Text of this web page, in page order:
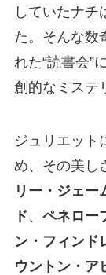
していたナチ
た。そんな数
れた“読書会”
創的なミステ
ジュリエット
め、その美し
リー・ジェー
ド、 ペネロー
ン・フィンド
ウントン・ア